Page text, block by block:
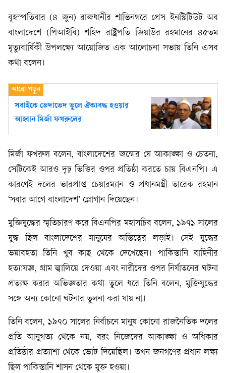
বৃহস্পতিবার (৪ জুন) রাজধানীর শান্তিনগরে প্রেস ইনস্টিটিউট অব
বাংলাদেশে (পিআইবি) শহিদ রাষ্ট্রপতি জিয়াউর রহমানের ৪৫তম
মৃত্যুবার্ষিকী উপলক্ষ্যে আয়োজিত এক আলোচনা সভায় তিনি এসব
কথা বলেন।
সবাইকে ভেদাভেদ ভুলে ঐক্যবদ্ধ হওয়ার
আহ্বান মির্জা ফখরুলের
মির্জা ফখরুল বলেন, বাংলাদেশের জন্মের যে আকাঙ্ক্ষা ও চেতনা,
সেটিকেই আরও দৃঢ় ভিত্তির ওপর প্রতিষ্ঠা করতে চায় বিএনপি। এ
কারণেই দলের ভারপ্রাপ্ত চেয়ারম্যান ও প্রধানমন্ত্রী তারেক রহমান
‘সবার আগে বাংলাদেশ’ স্লোগান দিয়েছেন।
মুক্তিযুদ্ধের স্মৃতিচারণ করে বিএনপির মহাসচিব বলেন, ১৯৭১ সালের
যুদ্ধ ছিল বাংলাদেশের মানুষের অস্তিত্বের লড়াই। সেই যুদ্ধের
ভয়াবহতা তিনি খুব কাছ থেকে দেখেছেন। পাকিস্তানি বাহিনীর
হত্যাযজ্ঞ, গ্রাম জ্বালিয়ে দেওয়া এবং নারীদের ওপর নির্যাতনের ঘটনা
প্রত্যক্ষ করার অভিজ্ঞতার কথা তুলে ধরে তিনি বলেন, মুক্তিযুদ্ধের
সঙ্গে অন্য কোনো ঘটনার তুলনা করা যায় না।
তিনি বলেন, ১৯৭০ সালের নির্বাচনে মানুষ কোনো রাজনৈতিক দলের
প্রতি আনুগত্য থেকে নয়, বরং নিজেদের আকাঙ্ক্ষা ও অধিকার
প্রতিষ্ঠার প্রত্যাশা থেকে ভোট দিয়েছিল। তখন জনগণের প্রধান লক্ষ্য
ছিল পাকিস্তানি শাসন থেকে মুক্ত হওয়া।